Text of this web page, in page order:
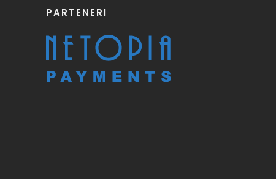
PARTENERI